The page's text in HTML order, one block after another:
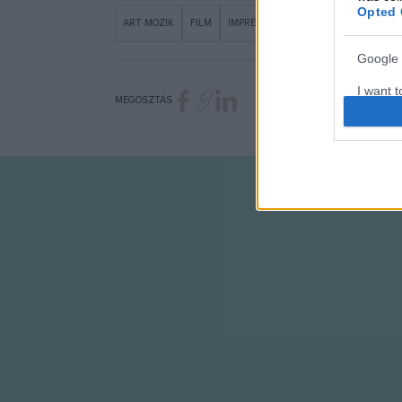
Opted
Google
I want
web
I want
I want
I want
I want
ART MOZIK FILM IMPRESSZIONIZMUS
MEGOSZTÁS